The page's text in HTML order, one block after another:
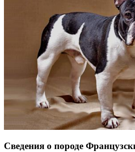
Сведения о породе